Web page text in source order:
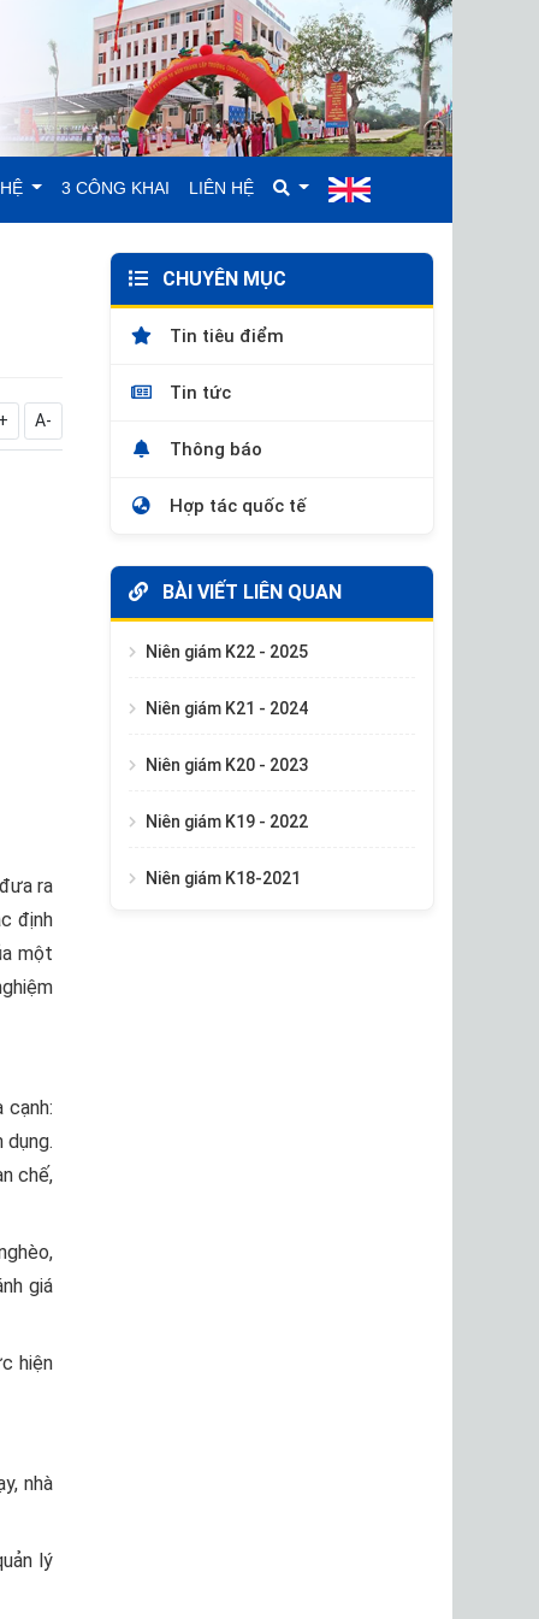
3 CÔNG KHAI LIÊN HỆ
A-
ra
định
một
chế,
giá
hiện
nhà
lý
CHUYÊN MỤC
Tin tiêu điểm
Tin tức
Thông báo
Hợp tác quốc tế
BÀI VIẾT LIÊN QUAN
Niên giám K22 - 2025
Niên giám K21 - 2024
Niên giám K20 - 2023
Niên giám K19 - 2022
Niên giám K18-2021